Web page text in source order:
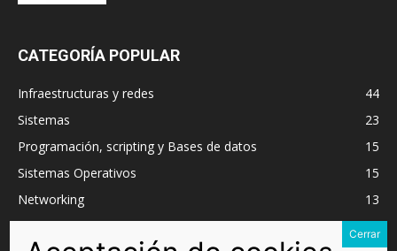
CATEGORÍA POPULAR
Infraestructuras y redes
44
Sistemas
23
Programación, scripting y Bases de datos
15
Sistemas Operativos
15
Networking
13
VMware
11